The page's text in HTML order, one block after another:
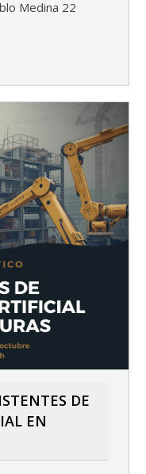
Medina 22
DE
EN